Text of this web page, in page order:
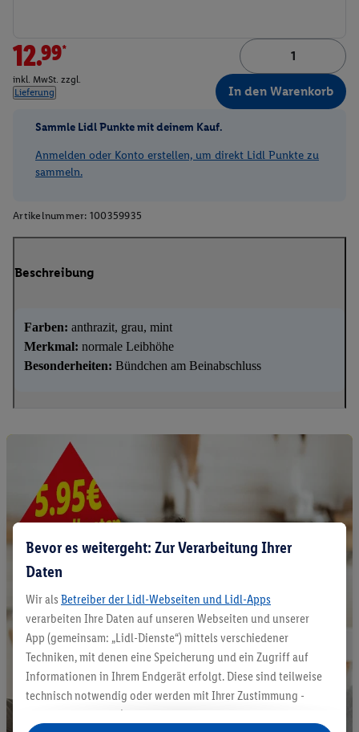
12.99*
inkl. MwSt. zzgl.
Lieferung
In den Warenkorb
Sammle Lidl Punkte mit deinem Kauf.
Anmelden oder Konto erstellen, um direkt Lidl Punkte zu
sammeln.
Artikelnummer: 100359935
Beschreibung
Farben: anthrazit, grau, mint
Merkmal: normale Leibhöhe
Besonderheiten: Bündchen am Beinabschluss
Bevor es weitergeht: Zur Verarbeitung Ihrer
Daten
Wir als Betreiber der Lidl-Webseiten und Lidl-Apps
verarbeiten Ihre Daten auf unseren Webseiten und unserer
App (gemeinsam: „Lidl-Dienste“) mittels verschiedener
Techniken, mit denen eine Speicherung und ein Zugriff auf
Informationen in Ihrem Endgerät erfolgt. Diese sind teilweise
technisch notwendig oder werden mit Ihrer Zustimmung -
auch durch Partner (u.a.